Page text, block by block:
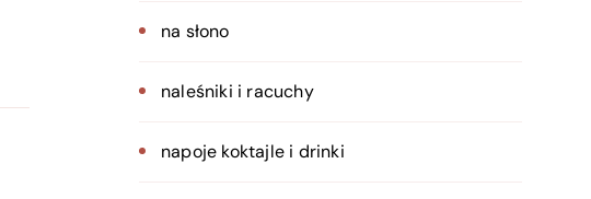
na słono
naleśniki i racuchy
napoje koktajle i drinki